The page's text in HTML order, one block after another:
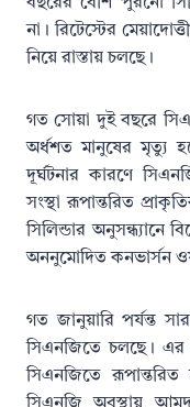
বছরের বেশি পুরনো
না। রিটেস্টের
নিয়ে রাস্তায় চলছে।
গত সোয়া দুই বছরে
অর্ধশত মানুষের মৃত্যু
দূর্ঘটনার কারণে
সংস্থা রূপান্তরিত
সিলিন্ডার অনুসন্ধ্যানে
অননুমোদিত কনভার্সন
গত জানুয়ারি পর্যন্ত
সিএনজিতে চলছে। এর
সিএনজিতে